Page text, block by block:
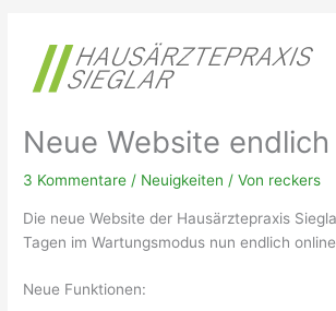
Neue Website
3 Kommentare / Neuigkeiten / Von reckers
Die neue Website der Hausärztepraxis
Tagen im Wartungsmodus nun endlich
Neue Funktionen: